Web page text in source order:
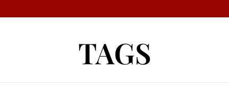
TAGS